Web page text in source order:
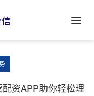
资APP助你轻松理